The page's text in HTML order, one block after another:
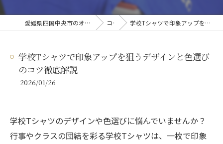
愛媛県四国中央市のオリジナルTシャツならYanagi'D コラム 学校Tシャツで印象アップを狙うデザインと色選びのコツ徹底解説
学校Tシャツで印象アップを狙うデザインと色選び
のコツ徹底解説
2026/01/26
学校Tシャツのデザインや色選びに悩んでいませんか？
行事やクラスの団結を彩る学校Tシャツは、一枚で印象